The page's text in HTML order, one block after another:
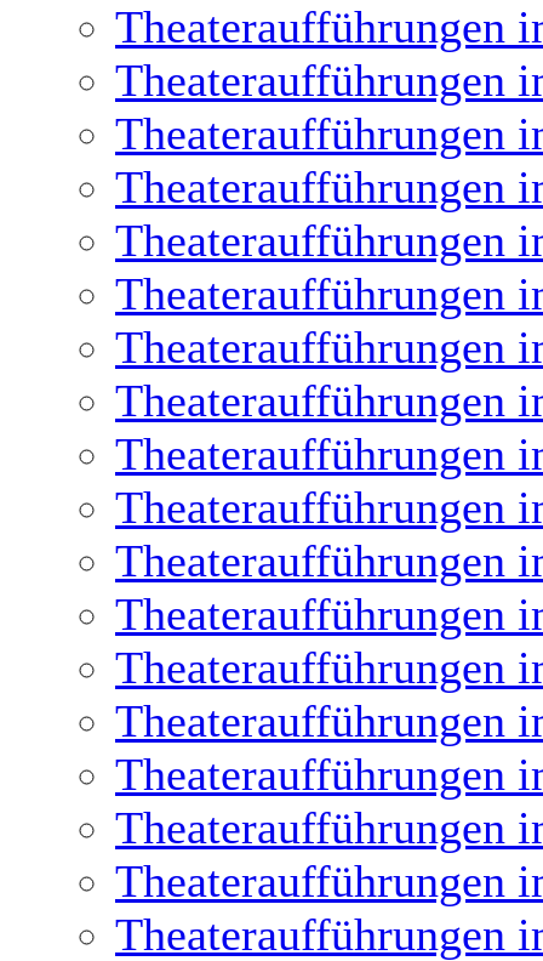
Theateraufführungen
Theateraufführungen
Theateraufführungen
Theateraufführungen
Theateraufführungen
Theateraufführungen
Theateraufführungen
Theateraufführungen
Theateraufführungen
Theateraufführungen
Theateraufführungen
Theateraufführungen
Theateraufführungen
Theateraufführungen
Theateraufführungen
Theateraufführungen
Theateraufführungen
Theateraufführungen